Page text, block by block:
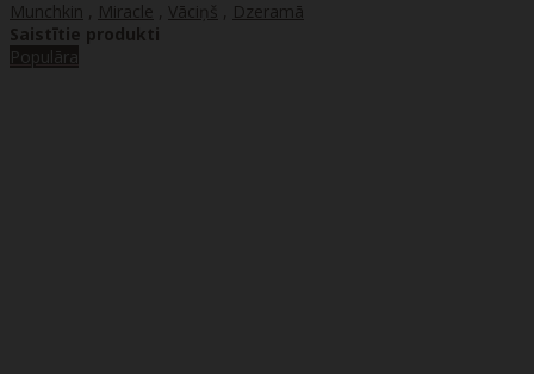
Munchkin , Miracle , Vāciņš , Dzeramā
Saistītie produkti
Populāra